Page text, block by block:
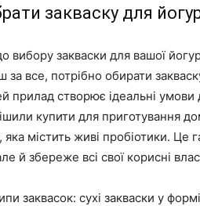
закваску для
вибору закваски для вашої
за все, потрібно обирати
прилад створює ідеальні умови
купити для приготування
містить живі пробіотики.
й збереже всі свої корисні
заквасок: сухі закваски у